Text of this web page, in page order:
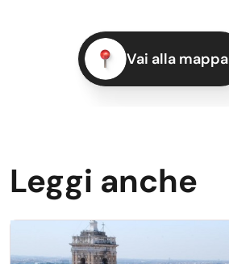
Vai alla mappa
Leggi anche